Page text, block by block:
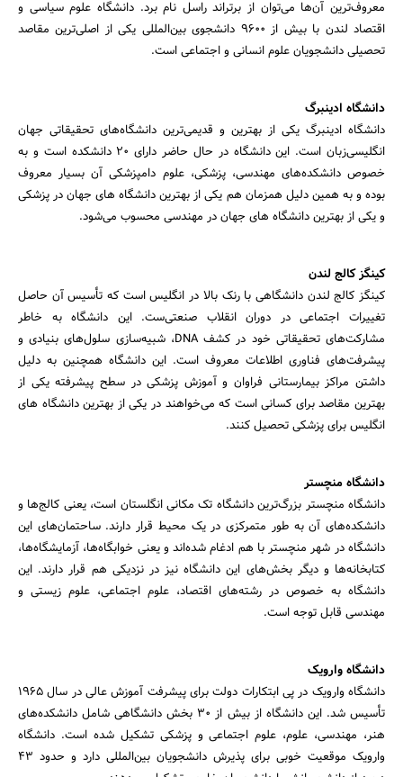
جستجو
معروف‌ترین آن‌ها می‌توان از برتراند راسل نام برد. دانشگاه علوم سیاسی و
اقتصاد لندن با بیش از 9600 دانشجوی بین‌المللی یکی از اصلی‌ترین مقاصد
تحصیلی دانشجویان علوم انسانی و اجتماعی است.
دانشگاه ادینبرگ
دانشگاه ادینبرگ یکی از بهترین و قدیمی‌ترین دانشگاه‌های تحقیقاتی جهان
انگلیسی‌زبان است. این دانشگاه در حال حاضر دارای 20 دانشکده است و به
خصوص دانشکده‌های مهندسی، پزشکی، علوم دامپزشکی آن بسیار معروف
بوده و به همین دلیل همزمان هم یکی از بهترین دانشگاه های جهان در پزشکی
و یکی از بهترین دانشگاه های جهان در مهندسی محسوب می‌شود.
کینگز کالج لندن
کینگز کالج لندن دانشگاهی با رنک بالا در انگلیس است که تأسیس آن حاصل
تغییرات اجتماعی در دوران انقلاب صنعتی‌ست. این دانشگاه به خاطر
مشارکت‌های تحقیقاتی خود در کشف DNA، شبیه‌سازی سلول‌های بنیادی و
پیشرفت‌های فناوری اطلاعات معروف است. این دانشگاه همچنین به دلیل
داشتن مراکز بیمارستانی فراوان و آموزش پزشکی در سطح پیشرفته یکی از
بهترین مقاصد برای کسانی است که می‌خواهند در یکی از بهترین دانشگاه های
انگلیس برای پزشکی تحصیل کنند.
دانشگاه منچستر
دانشگاه منچستر بزرگ‌ترین دانشگاه تک مکانی انگلستان است، یعنی کالج‌ها و
دانشکده‌های آن به طور متمرکزی در یک محیط قرار دارند. ساحتمان‌های این
دانشگاه در شهر منچستر با هم ادغام شده‌اند و یعنی خوابگاه‌ها، آزمایشگاه‌ها،
کتابخانه‌ها و دیگر بخش‌های این دانشگاه نیز در نزدیکی هم قرار دارند. این
دانشگاه به خصوص در رشته‌های اقتصاد، علوم اجتماعی، علوم زیستی و
مهندسی قابل توجه است.
دانشگاه وارویک
دانشگاه وارویک در پی ابتکارات دولت برای پیشرفت آموزش عالی در سال 1965
تأسیس شد. این دانشگاه از بیش از 30 بخش دانشگاهی شامل دانشکده‌های
هنر، مهندسی، علوم، علوم اجتماعی و پزشکی تشکیل شده است. دانشگاه
وارویک موقعیت خوبی برای پذیرش دانشجویان بین‌المللی دارد و حدود 43